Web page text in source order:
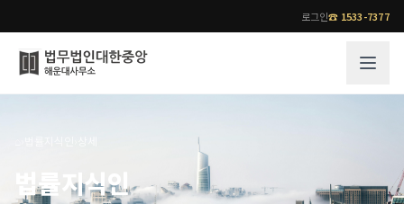
로그인☎ 1533-7377
오시는 길
기업 인사이트
법률지식인